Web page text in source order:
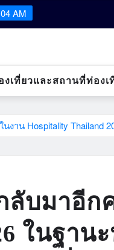
AM
งเที่ยวและสถานที่ท่องเ
นงาน Hospitality
บมาอีก
ในฐา